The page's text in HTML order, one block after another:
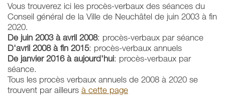
Vous trouverez ici les procès-verbaux des séances du
Conseil général de la Ville de Neuchâtel de juin 2003 à fin
2020.
De juin 2003 à avril 2008: procès-verbaux par séance
D'avril 2008 à fin 2015: procès-verbaux annuels
De janvier 2016 à aujourd'hui: procès-verbaux par
séance.
Tous les procès verbaux annuels de 2008 à 2020 se
trouvent par ailleurs à cette page